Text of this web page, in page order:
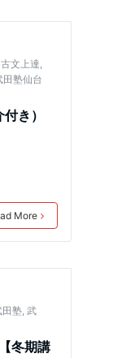
,古文上達
田塾仙台
き）
More
田塾,武
冬期講